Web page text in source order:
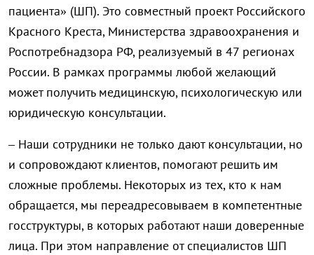
пациента» (ШП). Это совместный проект Российского
Красного Креста, Министерства здравоохранения и
Роспотребнадзора РФ, реализуемый в 47 регионах
России. В рамках программы любой желающий
может получить медицинскую, психологическую или
юридическую консультации.
– Наши сотрудники не только дают консультации, но
и сопровождают клиентов, помогают решить им
сложные проблемы. Некоторых из тех, кто к нам
обращается, мы переадресовываем в компетентные
госструктуры, в которых работают наши доверенные
лица. При этом направление от специалистов ШП